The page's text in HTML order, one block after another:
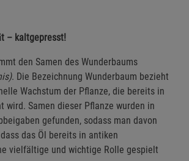
– kaltgepresst!
den Samen des Wunderbaums
. Die Bezeichnung Wunderbaum bezieht
Wachstum der Pflanze, die bereits in
wird. Samen dieser Pflanze wurden in
gefunden, sodass man davon
das Öl bereits in antiken
vielfältige und wichtige Rolle gespielt